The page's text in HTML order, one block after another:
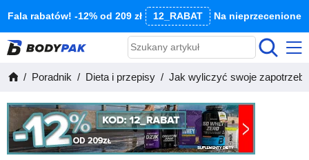
Fala rabatów! -12% od 209 zł 12_RABAT Na nieprzecenione
Poradnik Dieta i przepisy Jak wyliczyć swoje